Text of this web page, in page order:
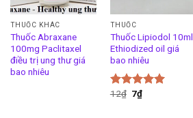
THUỐC KHÁC
Thuốc Abraxane
100mg Paclitaxel
điều trị ung thư giá
bao nhiêu
THUỐC
Thuốc Lipiodol 10ml
Ethiodized oil giá
bao nhiêu
Được xếp
12₫ 7₫